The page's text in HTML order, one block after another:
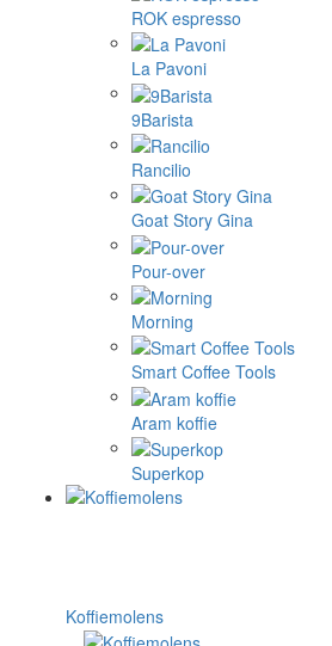
ROK espresso
La Pavoni
9Barista
Rancilio
Goat Story Gina
Pour-over
Morning
Smart Coffee Tools
Aram koffie
Superkop
Koffiemolens